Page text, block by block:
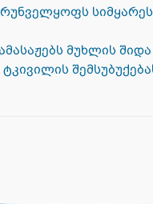
მუხლის შიდა